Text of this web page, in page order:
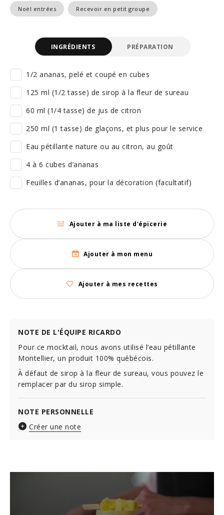
Noël entrées Recevoir en petit groupe
INGRÉDIENTS PRÉPARATION
1/2 ananas, pelé et coupé en cubes
125 ml (1/2 tasse) de sirop à la fleur de sureau
60 ml (1/4 tasse) de jus de citron
250 ml (1 tasse) de glaçons, et plus pour le service
Eau pétillante nature ou au citron, au goût
4 à 6 cubes d’ananas
Feuilles d’ananas, pour la décoration (facultatif)
Ajouter à ma liste d'épicerie
Ajouter à mon menu
Ajouter à mes recettes
NOTE DE L'ÉQUIPE RICARDO
Pour ce mocktail, nous avons utilisé l’eau pétillante
Montellier, un produit 100% québécois.
À défaut de sirop à la fleur de sureau, vous pouvez le
remplacer par du sirop simple.
NOTE PERSONNELLE
Créer une note